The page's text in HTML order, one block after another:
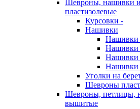
Шевроны, нашивки
пластизолевые
Курсовки -
Нашивки
Нашивки
Нашивки
Нашивки
Нашивки
Уголки на
Шевроны
Шевроны, петлицы,
вышитые